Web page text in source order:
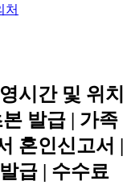
처
시간 및 위치
발급 | 가족
혼인신고서 |
급 | 수수료